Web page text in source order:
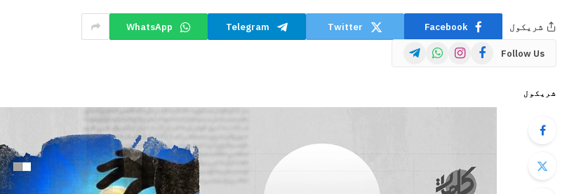
شریکول Facebook
Twitter
Telegram
WhatsApp
Follow Us
Facebook
Instagram
WhatsApp
Telegram
شریکول